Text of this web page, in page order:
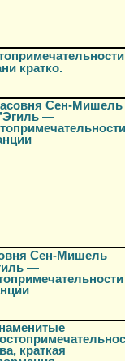
кратко.
Сен-Мишель
—